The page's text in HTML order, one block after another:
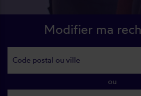
Modifier ma
ou